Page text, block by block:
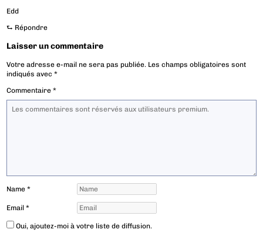
Edd
⮑ Répondre
Laisser un commentaire
Votre adresse e-mail ne sera pas publiée. Les champs obligatoires sont
indiqués avec*
Commentaire*
Name*
Email*
Oui, ajoutez-moi à votre liste de diffusion.